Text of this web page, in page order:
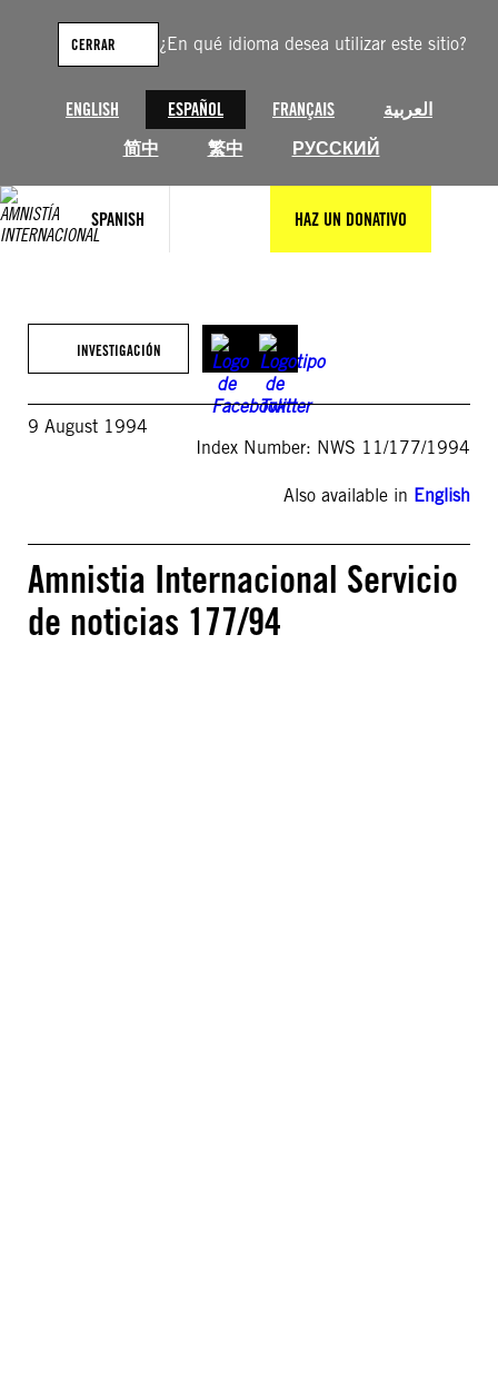
¿En qué idioma desea utilizar este sitio?
ENGLISH ESPAÑOL FRANÇAIS
العربية
简中
繁中 РУССКИЙ
CERRAR
SPANISH HAZ UN DONATIVO
contenido
INVESTIGACIÓN
9 August 1994
Index Number: NWS 11/177/1994
Also available in English
Amnistia Internacional Servicio
de noticias 177/94